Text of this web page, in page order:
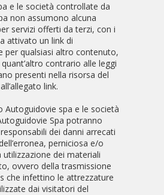
e le società controllate da
non assumono alcuna
servizi offerti da terzi, con i
attivato un link di
per qualsiasi altro contenuto,
contrario alle leggi
presenti nella risorsa del
link.
Autoguidovie spa e le società
Spa potranno
dei danni arrecati
perniciosa e/o
dei materiali
ovvero della trasmissione
che infettino le attrezzature
dai visitatori del